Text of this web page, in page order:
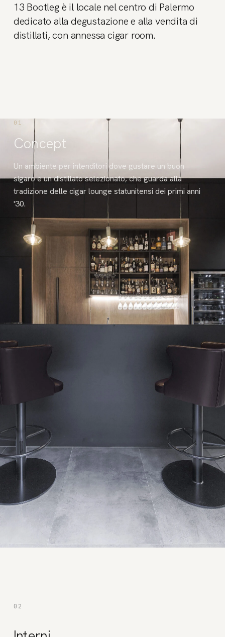
13 Bootleg è il locale nel centro di Palermo
dedicato alla degustazione e alla vendita di
distillati, con annessa cigar room.
01
Concept
Un ambiente per intenditori dove gustare un buon
sigaro e un distillato selezionato, che guarda alla
tradizione delle cigar lounge statunitensi dei primi anni
'30.
02